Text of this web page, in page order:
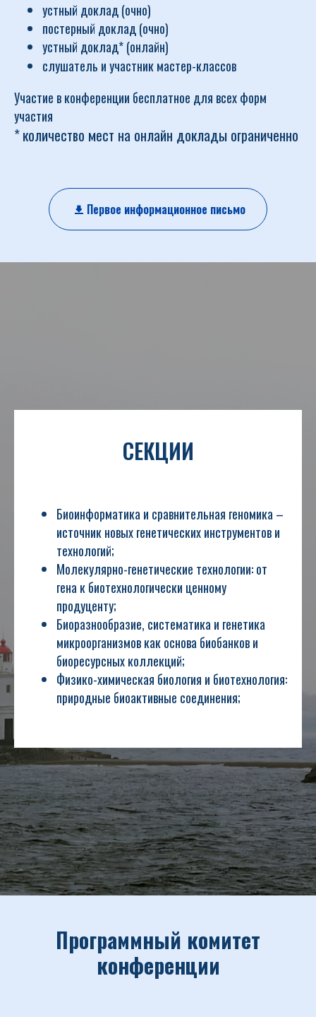
устный доклад (очно)
постерный доклад (очно)
устный доклад* (онлайн)
слушатель и участник мастер-классов
Участие в конференции бесплатное для всех форм
участия
*количество мест на онлайн доклады ограниченно
Первое информационное письмо
СЕКЦИИ
Биоинформатика и сравнительная геномика –
источник новых генетических инструментов и
технологий;
Молекулярно-генетические технологии: от
гена к биотехнологически ценному
продуценту;
Биоразнообразие, систематика и генетика
микроорганизмов как основа биобанков и
биоресурсных коллекций;
Физико-химическая биология и биотехнология:
природные биоактивные соединения;
Программный комитет
конференции